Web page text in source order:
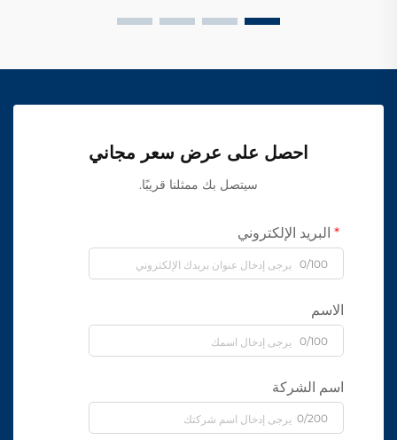
احصل على عرض سعر مجاني
سيتصل بك ممثلنا قريبًا.
البريد الإلكتروني
0/100
الاسم
0/100
اسم الشركة
0/200